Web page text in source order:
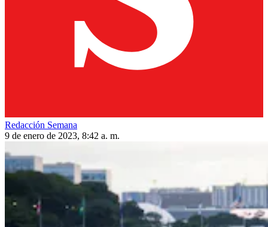
Redacción Semana
9 de enero de 2023, 8:42 a. m.